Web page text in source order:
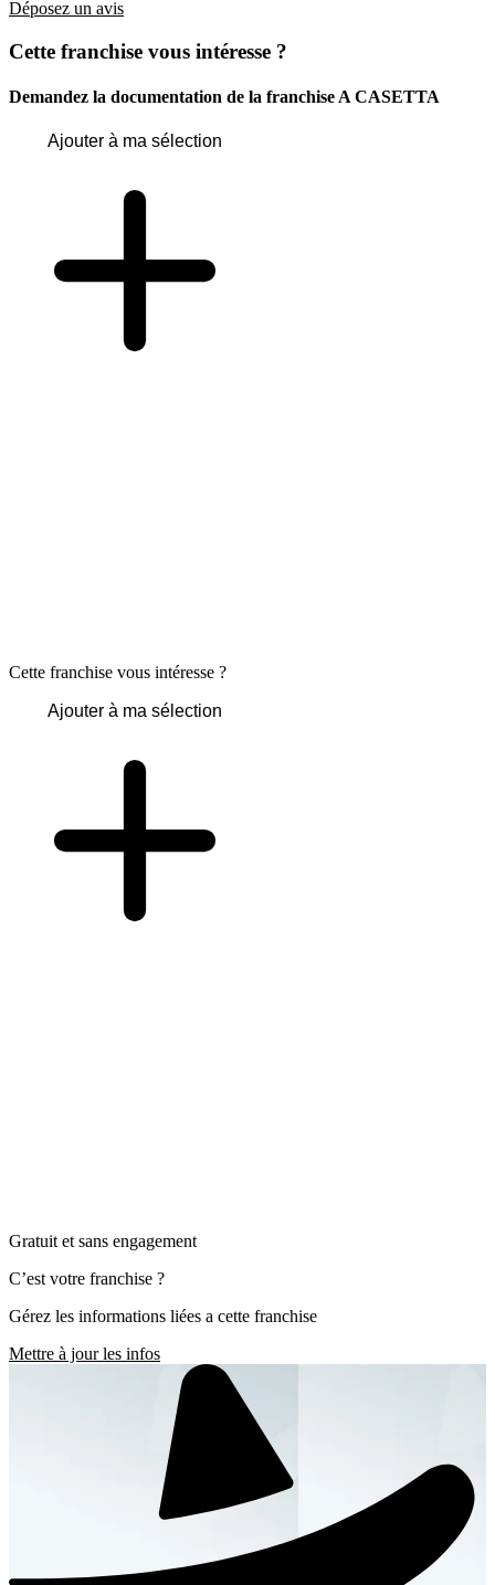
Déposez un avis
Cette franchise vous intéresse ?
Demandez la documentation de la franchise A CASETTA
Ajouter à ma sélection
Cette franchise vous intéresse ?
Ajouter à ma sélection
Gratuit et sans engagement
C’est votre franchise ?
Gérez les informations liées a cette franchise
Mettre à jour les infos